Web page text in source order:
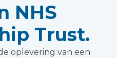
NHS
Trust.
oplevering van een